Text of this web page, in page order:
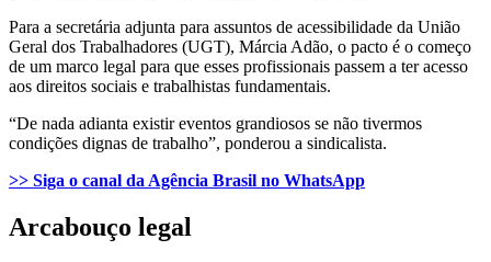
Para a secretária adjunta para assuntos de acessibilidade da União
Geral dos Trabalhadores (UGT), Márcia Adão, o pacto é o começo
de um marco legal para que esses profissionais passem a ter acesso
aos direitos sociais e trabalhistas fundamentais.
“De nada adianta existir eventos grandiosos se não tivermos
condições dignas de trabalho”, ponderou a sindicalista.
>> Siga o canal da Agência Brasil no WhatsApp
Arcabouço legal